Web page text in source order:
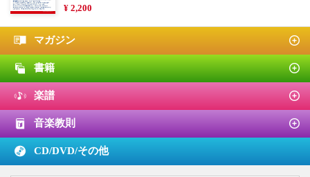
¥ 2,200
マガジン
書籍
楽譜
音楽教則
CD/DVD/その他